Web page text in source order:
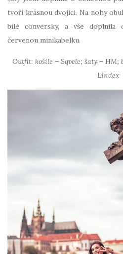
tvoří krásnou dvojici. Na nohy
bílé conversky, a vše doplnila
červenou minikabelku.
Outfit: košile – Sqvele; šaty – HM;
Lindex